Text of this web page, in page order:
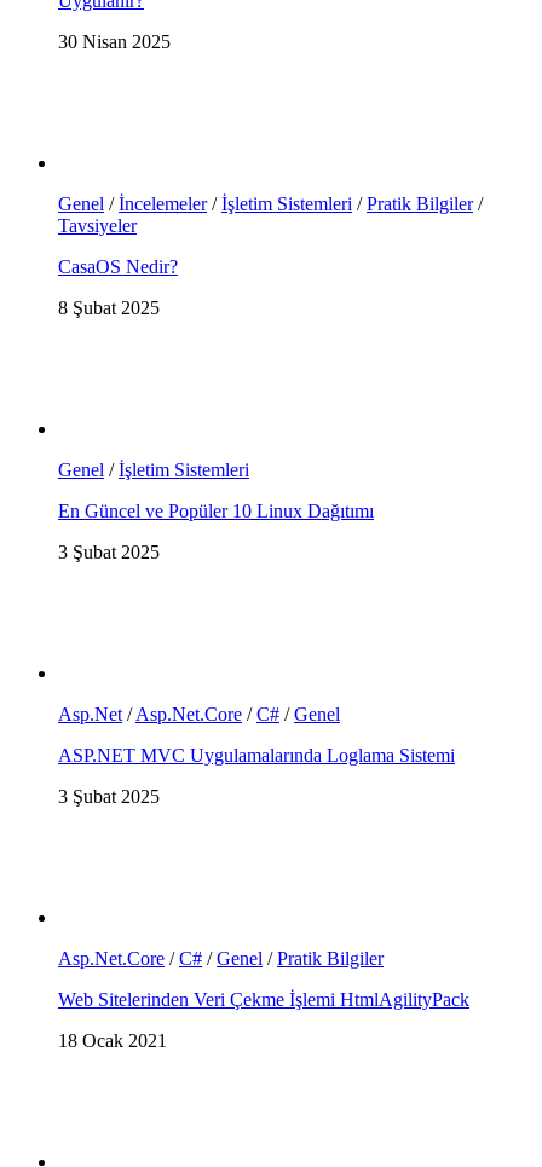
30 Nisan 2025
Genel /İncelemeler/İşletim Sistemleri /Pratik Bilgiler/
Tavsiyeler
CasaOS Nedir?
8 Şubat 2025
Genel /İşletim Sistemleri
En Güncel ve Popüler 10 Linux Dağıtımı
3 Şubat 2025
Asp.Net /Asp.Net.Core /C# /Genel
ASP.NET MVC Uygulamalarında Loglama Sistemi
3 Şubat 2025
Asp.Net.Core /C# /Genel /Pratik Bilgiler
Web Sitelerinden Veri Çekme İşlemi HtmlAgilityPack
18 Ocak 2021